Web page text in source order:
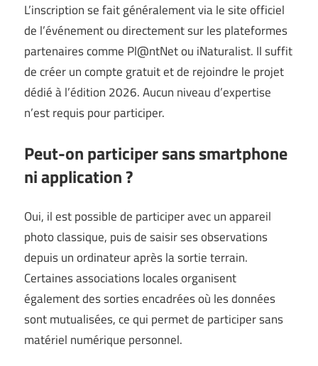
L’inscription se fait généralement via le site officiel
de l’événement ou directement sur les plateformes
partenaires comme Pl@ntNet ou iNaturalist. Il suffit
de créer un compte gratuit et de rejoindre le projet
dédié à l’édition 2026. Aucun niveau d’expertise
n’est requis pour participer.
Peut-on participer sans smartphone
ni application ?
Oui, il est possible de participer avec un appareil
photo classique, puis de saisir ses observations
depuis un ordinateur après la sortie terrain.
Certaines associations locales organisent
également des sorties encadrées où les données
sont mutualisées, ce qui permet de participer sans
matériel numérique personnel.